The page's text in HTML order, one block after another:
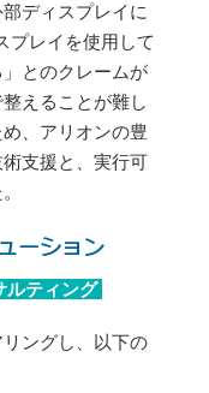
ディスプレイに
プレイを使用して
とのクレームが
えることが難し
、アリオンの豊
支援と、実行可
ーション
ルティング
ングし、以下の